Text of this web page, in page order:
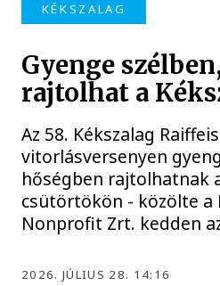
KÉKSZALAG
Gyenge
rajtolhat a
Az 58. Kékszalag
vitorlásversenyen
hőségben rajtolhatnak
csütörtökön - közölte a
Nonprofit Zrt. kedden
2026. JÚLIUS 28. 14:16